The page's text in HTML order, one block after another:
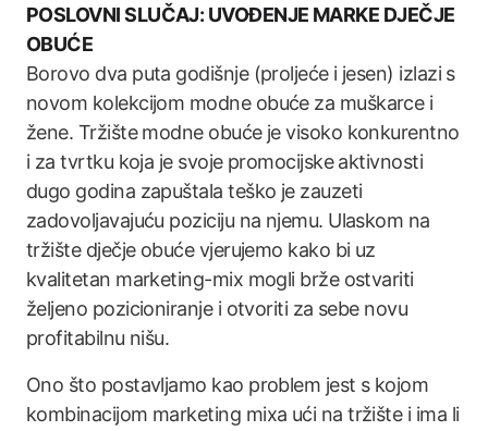
POSLOVNI SLUČAJ: UVOĐENJE MARKE DJEČJE
OBUĆE
Borovo dva puta godišnje (proljeće i jesen) izlazi s
novom kolekcijom modne obuće za muškarce i
žene. Tržište modne obuće je visoko konkurentno
i za tvrtku koja je svoje promocijske aktivnosti
dugo godina zapuštala teško je zauzeti
zadovoljavajuću poziciju na njemu. Ulaskom na
tržište dječje obuće vjerujemo kako bi uz
kvalitetan marketing-mix mogli brže ostvariti
željeno pozicioniranje i otvoriti za sebe novu
profitabilnu nišu.
Ono što postavljamo kao problem jest s kojom
kombinacijom marketing mixa ući na tržište i ima li